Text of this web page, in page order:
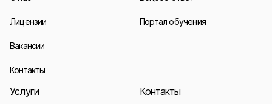
Лицензии
Вакансии
Контакты
Портал обучения
Услуги Контакты